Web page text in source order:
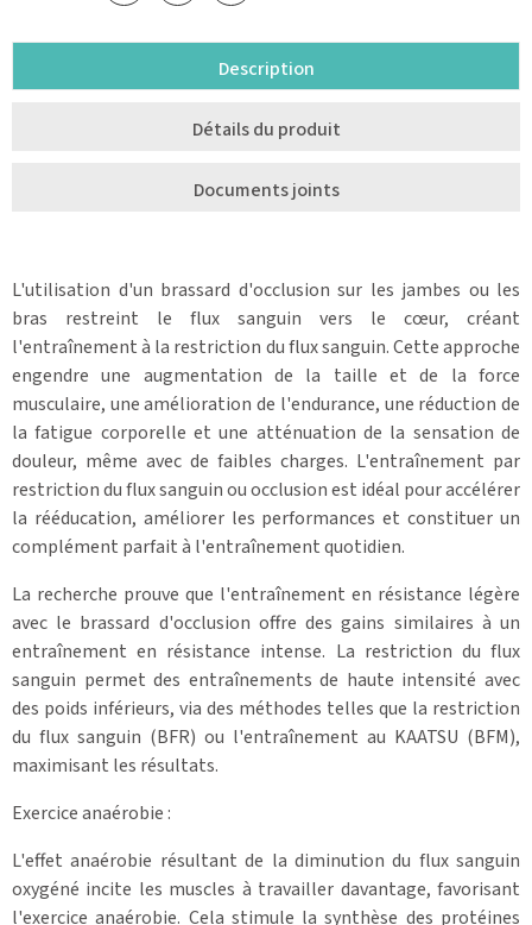
Description
Détails du produit
Documents joints
L'utilisation d'un brassard d'occlusion sur les jambes ou les
bras restreint le flux sanguin vers le cœur, créant
l'entraînement à la restriction du flux sanguin. Cette approche
engendre une augmentation de la taille et de la force
musculaire, une amélioration de l'endurance, une réduction de
la fatigue corporelle et une atténuation de la sensation de
douleur, même avec de faibles charges. L'entraînement par
restriction du flux sanguin ou occlusion est idéal pour accélérer
la rééducation, améliorer les performances et constituer un
complément parfait à l'entraînement quotidien.
La recherche prouve que l'entraînement en résistance légère
avec le brassard d'occlusion offre des gains similaires à un
entraînement en résistance intense. La restriction du flux
sanguin permet des entraînements de haute intensité avec
des poids inférieurs, via des méthodes telles que la restriction
du flux sanguin (BFR) ou l'entraînement au KAATSU (BFM),
maximisant les résultats.
Exercice anaérobie :
L'effet anaérobie résultant de la diminution du flux sanguin
oxygéné incite les muscles à travailler davantage, favorisant
l'exercice anaérobie. Cela stimule la synthèse des protéines